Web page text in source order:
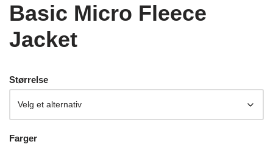
Basic Micro Fleece
Jacket
Størrelse
Farger